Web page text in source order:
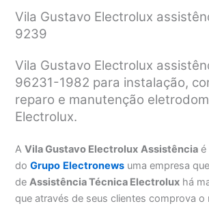
Vila Gustavo Electrolux
9239
Vila Gustavo Electrolux
96231-1982 para instalação,
reparo e manutenção
Electrolux.
AVila Gustavo Electrolux Assistência é
doGrupo Electronews uma empresa
deAssistência Técnica Electrolux há
que através de seus clientes comprova o